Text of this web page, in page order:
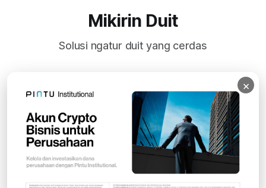
Mikirin Duit
Solusi ngatur duit yang cerdas
Subscribe
×